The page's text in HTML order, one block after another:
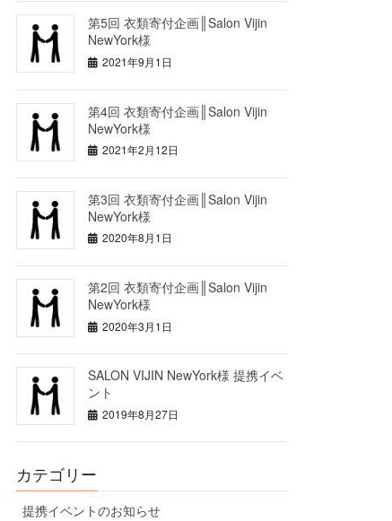
第5回 衣類寄付企画║Salon Vijin
NewYork様
2021年9月1日
第4回 衣類寄付企画║Salon Vijin
NewYork様
2021年2月12日
第3回 衣類寄付企画║Salon Vijin
NewYork様
2020年8月1日
第2回 衣類寄付企画║Salon Vijin
NewYork様
2020年3月1日
SALON VIJIN NewYork様 提携イベ
ント
2019年8月27日
カテゴリー
提携イベントのお知らせ